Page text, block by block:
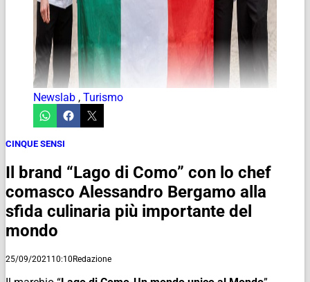
Newslab , Turismo
CINQUE SENSI
Il brand “Lago di Como” con lo chef
comasco Alessandro Bergamo alla
sfida culinaria più importante del
mondo
25/09/2021 10:10Redazione